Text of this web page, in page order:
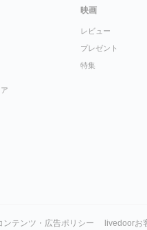
映画
レビュー
プレゼント
特集
ンテンツ・広告ポリシー livedoorお